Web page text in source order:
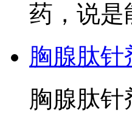
药，说是
胸腺肽针
胸腺肽